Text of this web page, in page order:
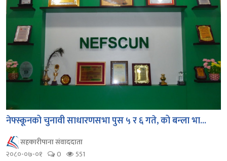
नेफ्स्कूनको चुनावी साधारणसभा पुस ५ र ६ गते, को बन्ला भा...
सहकारीपाना संवाददाता
२०८०-०७-०१
0 551